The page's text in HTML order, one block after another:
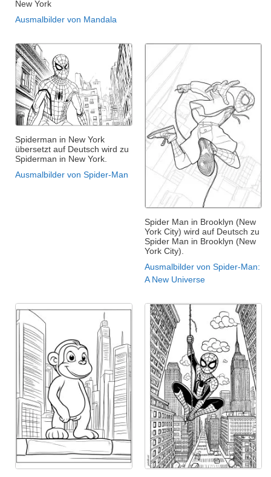
New York
Ausmalbilder von Mandala
Spiderman in New York
übersetzt auf Deutsch wird zu
Spiderman in New York.
Ausmalbilder von Spider-Man
Spider Man in Brooklyn (New
York City) wird auf Deutsch zu
Spider Man in Brooklyn (New
York City).
Ausmalbilder von Spider-Man:
A New Universe